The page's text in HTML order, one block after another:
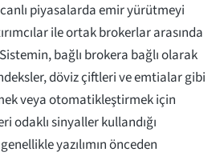
piyasalarda emir yürütmeyi
ile ortak brokerlar arasında
bağlı brokera bağlı olarak
döviz çiftleri ve emtialar gibi
veya otomatikleştirmek için
odaklı sinyaller kullandığı
yazılımın önceden